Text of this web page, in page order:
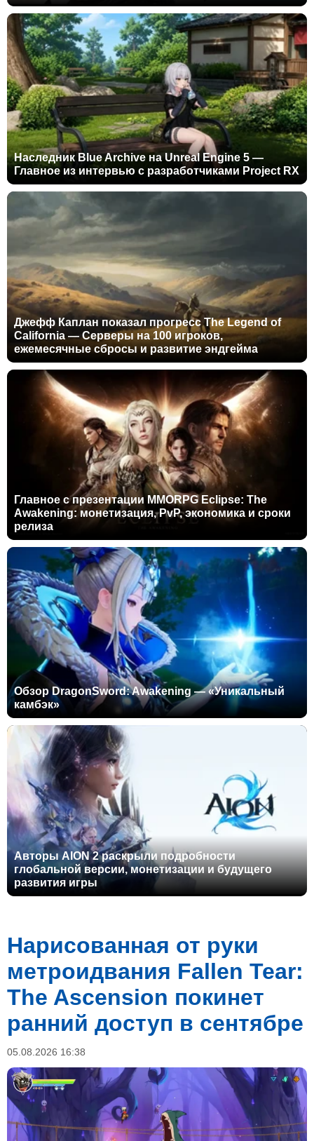
Наследник Blue Archive на Unreal Engine 5 —
Главное из интервью с разработчиками Project RX
Джефф Каплан показал прогресс The Legend of
California — Серверы на 100 игроков,
ежемесячные сбросы и развитие эндгейма
Главное с презентации MMORPG Eclipse: The
Awakening: монетизация, PvP, экономика и сроки
релиза
Обзор DragonSword: Awakening — «Уникальный
камбэк»
Авторы AION 2 раскрыли подробности
глобальной версии, монетизации и будущего
развития игры
Нарисованная от руки
метроидвания Fallen Tear:
The Ascension покинет
ранний доступ в сентябре
05.08.2026 16:38